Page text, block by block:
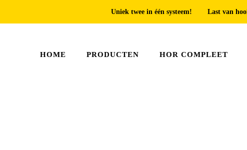
Uniek twee in één systeem! Last van
HOME PRODUCTEN HOR COMPLEET